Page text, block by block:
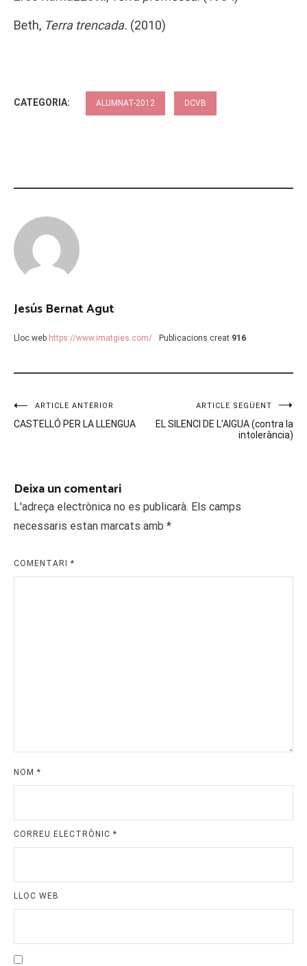
Beth, Terra trencada. (2010)
CATEGORIA: ALUMNAT-2012 DCVB
Jesús Bernat Agut
Lloc web https://www.imatgies.com/ Publicacions creat 916
Navegació
d'entrades
ARTICLE ANTERIOR
CASTELLÓ PER LA LLENGUA
ARTICLE SEGÜENT
EL SILENCI DE L’AIGUA (contra la
intolerància)
Deixa un comentari
L'adreça electrònica no es publicarà. Els camps
necessaris estan marcats amb *
COMENTARI *
NOM *
CORREU ELECTRÒNIC *
LLOC WEB